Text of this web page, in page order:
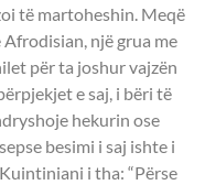
të martoheshin. Meqë
një grua me
për ta joshur vajzën
e saj, i bëri të
hekurin ose
besimi i saj ishte i
i tha: “Përse